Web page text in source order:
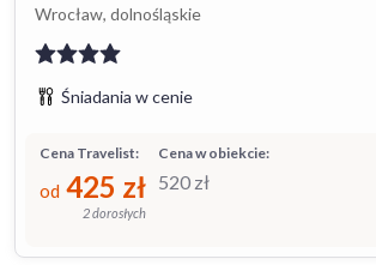
Wrocław, dolnośląskie
Śniadania w cenie
Cena w obiekcie:
520 zł
Cena Travelist:
od 425 zł
2 dorosłych